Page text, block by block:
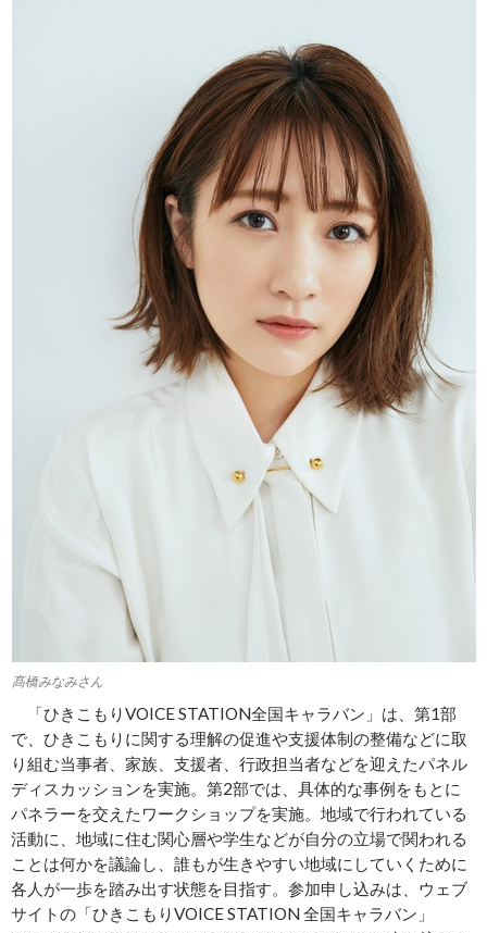
髙橋みなみさん
「ひきこもりVOICE STATION全国キャラバン」は、第1部
で、ひきこもりに関する理解の促進や支援体制の整備などに取
り組む当事者、家族、支援者、行政担当者などを迎えたパネル
ディスカッションを実施。第2部では、具体的な事例をもとに
パネラーを交えたワークショップを実施。地域で行われている
活動に、地域に住む関心層や学生などが自分の立場で関われる
ことは何かを議論し、誰もが生きやすい地域にしていくために
各人が一歩を踏み出す状態を目指す。参加申し込みは、ウェブ
サイトの「ひきこもりVOICE STATION 全国キャラバン」